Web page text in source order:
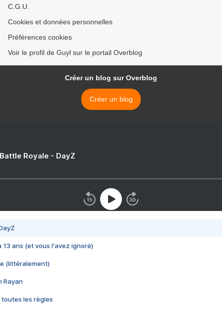
C.G.U.
Cookies et données personnelles
Préférences cookies
Voir le profil de Guyl sur le portail Overblog
Créer un blog sur Overblog
Créer un blog
Royale - DayZ
13 ans (et vous l'avez ignoré)
(littéralement)
Rayan
toutes les règles